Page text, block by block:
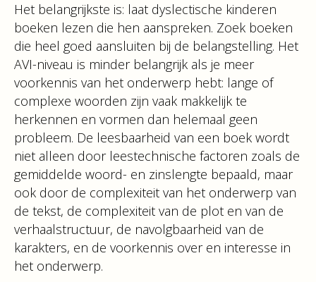
Het belangrijkste is: laat dyslectische kinderen
boeken lezen die hen aanspreken. Zoek boeken
die heel goed aansluiten bij de belangstelling. Het
AVI-niveau is minder belangrijk als je meer
voorkennis van het onderwerp hebt: lange of
complexe woorden zijn vaak makkelijk te
herkennen en vormen dan helemaal geen
probleem. De leesbaarheid van een boek wordt
niet alleen door leestechnische factoren zoals de
gemiddelde woord- en zinslengte bepaald, maar
ook door de complexiteit van het onderwerp van
de tekst, de complexiteit van de plot en van de
verhaalstructuur, de navolgbaarheid van de
karakters, en de voorkennis over en interesse in
het onderwerp.